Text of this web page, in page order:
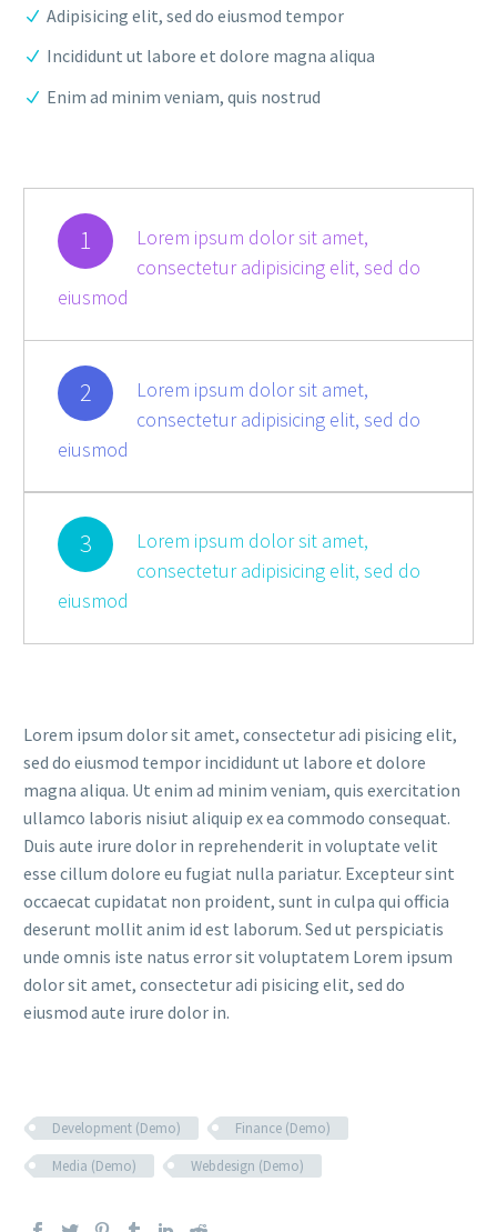
Adipisicing elit, sed do eiusmod tempor
Incididunt ut labore et dolore magna aliqua
Enim ad minim veniam, quis nostrud
1
Lorem ipsum dolor sit amet,
consectetur adipisicing elit, sed do
eiusmod
2
Lorem ipsum dolor sit amet,
consectetur adipisicing elit, sed do
eiusmod
3
Lorem ipsum dolor sit amet,
consectetur adipisicing elit, sed do
eiusmod
Lorem ipsum dolor sit amet, consectetur adi pisicing elit,
sed do eiusmod tempor incididunt ut labore et dolore
magna aliqua. Ut enim ad minim veniam, quis exercitation
ullamco laboris nisiut aliquip ex ea commodo consequat.
Duis aute irure dolor in reprehenderit in voluptate velit
esse cillum dolore eu fugiat nulla pariatur. Excepteur sint
occaecat cupidatat non proident, sunt in culpa qui officia
deserunt mollit anim id est laborum. Sed ut perspiciatis
unde omnis iste natus error sit voluptatem Lorem ipsum
dolor sit amet, consectetur adi pisicing elit, sed do
eiusmod aute irure dolor in.
Development (Demo)
Finance (Demo)
Media (Demo)
Webdesign (Demo)